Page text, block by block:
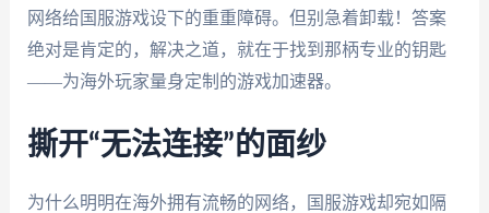
网络给国服游戏设下的重重障碍。但别急着卸载！答案
绝对是肯定的，解决之道，就在于找到那柄专业的钥匙
——为海外玩家量身定制的游戏加速器。
撕开“无法连接”的面纱
为什么明明在海外拥有流畅的网络，国服游戏却宛如隔